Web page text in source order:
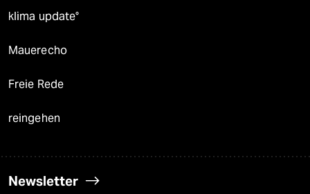
klima update°
Mauerecho
Freie Rede
reingehen
Newsletter